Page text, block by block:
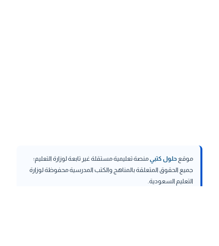
موقع حلول كتبيمنصة تعليمية مستقلة غير تابعة لوزارة التعليم؛
جميع الحقوق المتعلقة بالمناهج والكتب المدرسية محفوظة لوزارة
التعليم السعودية.